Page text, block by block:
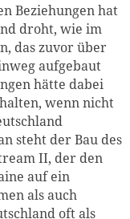
Beziehungen hat
droht, wie im
das zuvor über
aufgebaut
hätte dabei
wenn nicht
steht der Bau des
II, der den
auf ein
als auch
oft als